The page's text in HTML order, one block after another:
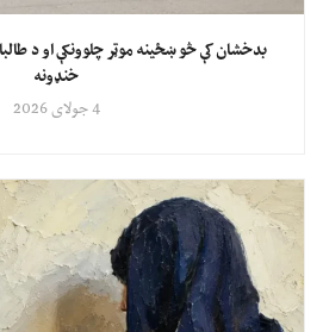
بدخشان کې څو ښځینه موټر چلوونکې او د
خنډونه
4 جولای 2026